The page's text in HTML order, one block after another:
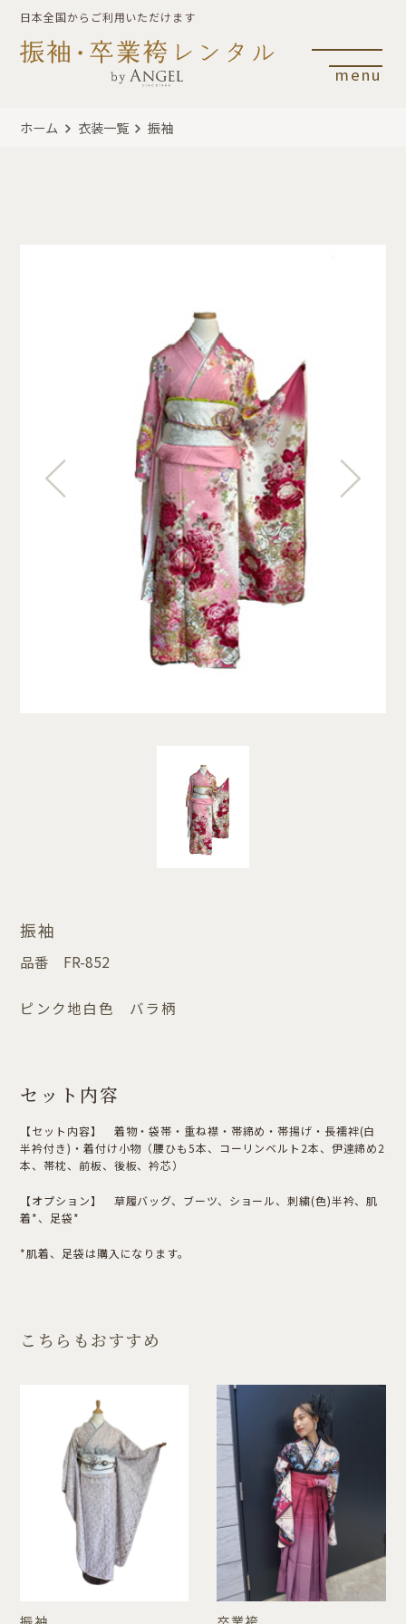
日本全国からご利用いただけます
menu
ホーム 衣装一覧 振袖
振袖
品番 FR-852
ピンク地白色 バラ柄
セット内容
【セット内容】 着物・袋帯・重ね襟・帯締め・帯揚げ・長襦袢(白
半衿付き)・着付け小物（腰ひも5本、コーリンベルト2本、伊達締め2
本、帯枕、前板、後板、衿芯）
【オプション】 草履バッグ、ブーツ、ショール、刺繍(色)半衿、肌
着*、足袋*
*肌着、足袋は購入になります。
こちらもおすすめ